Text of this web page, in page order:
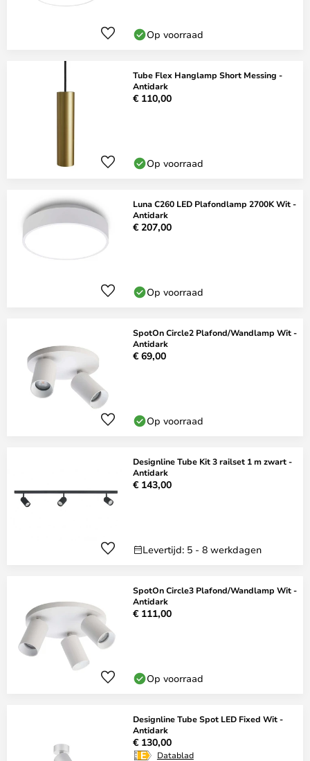
Op voorraad
Tube Flex Hanglamp Short Messing -
Antidark
€ 110,00
Op voorraad
Luna C260 LED Plafondlamp 2700K Wit -
Antidark
€ 207,00
Op voorraad
SpotOn Circle2 Plafond/Wandlamp Wit -
Antidark
€ 69,00
Op voorraad
Designline Tube Kit 3 railset 1 m zwart -
Antidark
€ 143,00
Levertijd: 5 - 8 werkdagen
SpotOn Circle3 Plafond/Wandlamp Wit -
Antidark
€ 111,00
Op voorraad
Designline Tube Spot LED Fixed Wit -
Antidark
€ 130,00
Datablad